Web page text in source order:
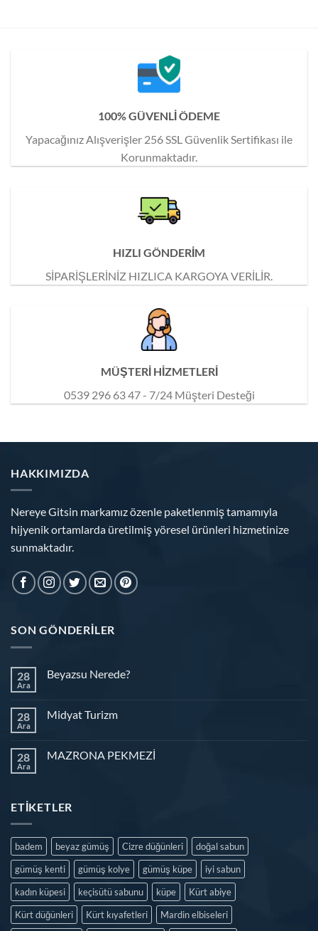
100% GÜVENLİ ÖDEME
Yapacağınız Alışverişler 256 SSL Güvenlik Sertifikası ile
Korunmaktadır.
HIZLI GÖNDERİM
SİPARİŞLERİNİZ HIZLICA KARGOYA VERİLİR.
MÜŞTERİ HİZMETLERİ
0539 296 63 47 - 7/24 Müşteri Desteği
HAKKIMIZDA
Nereye Gitsin markamız özenle paketlenmiş tamamıyla
hijyenik ortamlarda üretilmiş yöresel ürünleri hizmetinize
sunmaktadır.
SON GÖNDERILER
28
Ara
Beyazsu Nerede?
28
Ara
Midyat Turizm
28
Ara
MAZRONA PEKMEZİ
ETIKETLER
badem beyaz gümüş Cizre düğünleri
doğal sabun
gümüş kenti
gümüş kolye gümüş küpe
iyi sabun
kadın küpesi
keçisütü sabunu küpe
Kürt abiye
Kürt düğünleri
Kürt kıyafetleri
Mardin elbiseleri